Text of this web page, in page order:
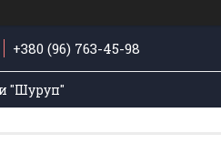
+380 (96) 763-45-98
"Шуруп"